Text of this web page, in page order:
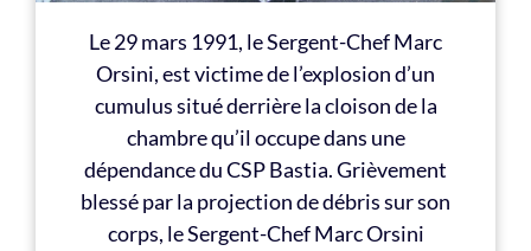
Le 29 mars 1991, le Sergent-Chef Marc
Orsini, est victime de l’explosion d’un
cumulus situé derrière la cloison de la
chambre qu’il occupe dans une
dépendance du CSP Bastia. Grièvement
blessé par la projection de débris sur son
corps, le Sergent-Chef Marc Orsini